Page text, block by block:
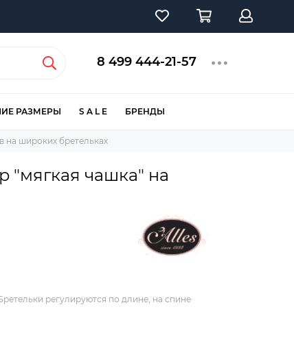
8 499 444-21-57
РАЗМЕРЫ S A L E БРЕНДЫ
на широких бретельках
"мягкая чашка" на
регулируются по длине, на спине